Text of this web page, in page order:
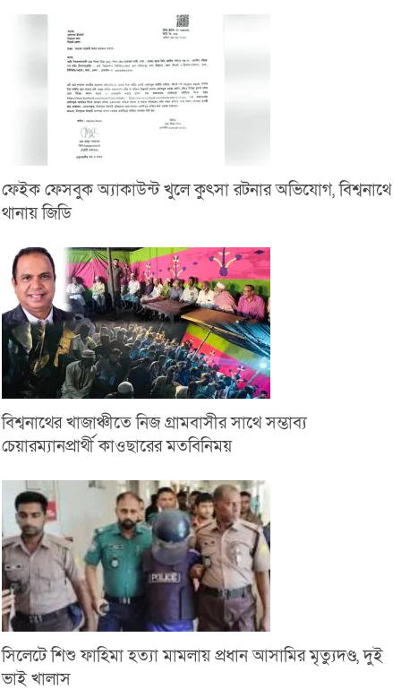
ফেইক ফেসবুক অ্যাকাউন্ট খুলে কুৎসা রটনার অভিযোগ, বিশ্বনাথে
থানায় জিডি
বিশ্বনাথের খাজাঞ্চীতে নিজ গ্রামবাসীর সাথে সম্ভাব্য
চেয়ারম্যানপ্রার্থী কাওছারের মতবিনিময়
সিলেটে শিশু ফাহিমা হত্যা মামলায় প্রধান আসামির মৃত্যুদণ্ড, দুই
ভাই খালাস